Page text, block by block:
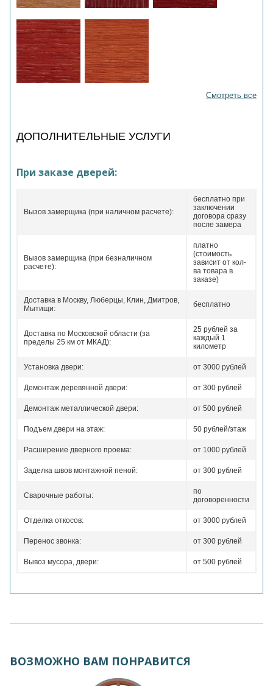
Смотреть все
ДОПОЛНИТЕЛЬНЫЕ УСЛУГИ
При заказе дверей:
Вызов замерщика (при наличном расчете):
бесплатно при
заключении
договора сразу
после замера
Вызов замерщика (при безналичном
расчете):
платно
(стоимость
зависит от кол-
ва товара в
заказе)
Доставка в Москву, Люберцы, Клин, Дмитров,
Мытищи:
бесплатно
Доставка по Московской области (за
пределы 25 км от МКАД):
25 рублей за
каждый 1
километр
Установка двери: от 3000 рублей
Демонтаж деревянной двери: от 300 рублей
Демонтаж металлической двери: от 500 рублей
Подъем двери на этаж: 50 рублей/этаж
Расширение дверного проема: от 1000 рублей
Заделка швов монтажной пеной: от 300 рублей
Сварочные работы:
по
договоренности
Отделка откосов: от 3000 рублей
Перенос звонка: от 300 рублей
Вывоз мусора, двери: от 500 рублей
ВОЗМОЖНО ВАМ ПОНРАВИТСЯ